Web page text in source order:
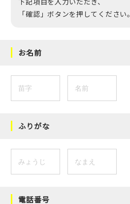
「確認」ボタンを押してください。
お名前
ふりがな
電話番号